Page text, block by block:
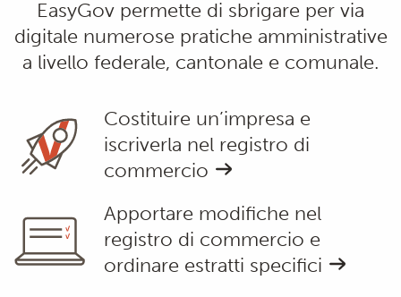
EasyGov permette di sbrigare per via
digitale numerose pratiche amministrative
a livello federale, cantonale e comunale.
Costituire un’impresa e
iscriverla nel registro di
commercio
Apportare modifiche nel
registro di commercio e
ordinare estratti specifici